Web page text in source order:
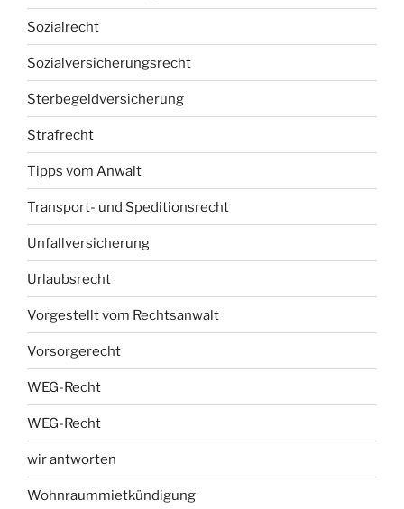
Sozialrecht
Sozialversicherungsrecht
Sterbegeldversicherung
Strafrecht
Tipps vom Anwalt
Transport- und Speditionsrecht
Unfallversicherung
Urlaubsrecht
Vorgestellt vom Rechtsanwalt
Vorsorgerecht
WEG-Recht
WEG-Recht
wir antworten
Wohnraummietkündigung